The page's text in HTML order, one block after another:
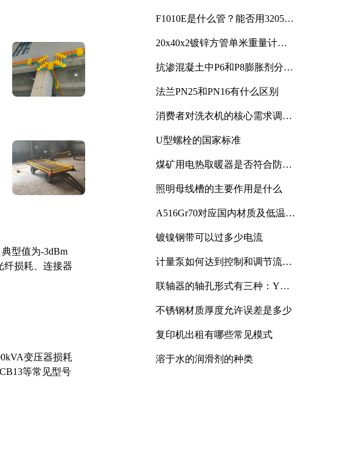
型值为-3dBm
纤损耗、连接器
变压器损耗
等常见型号
F1010E是什么管？能否用3205或
20x40x2镀锌方管单米重量计算
抗渗混凝土中P6和P8膨胀剂分别
法兰PN25和PN16有什么区别
消费者对洗衣机的核心需求调研
U型螺栓的国家标准
煤矿用电热取暖器是否符合防爆
照明母线槽的主要作用是什么
A516Gr70对应国内材质及低温冲
镀镍钢带可以过多少电流
计量泵如何达到控制和调节流量
联轴器的轴孔形式有三种：Y
不锈钢材质厚度允许误差是多少
复印机出租有哪些常见模式
溶于水的润滑剂的种类